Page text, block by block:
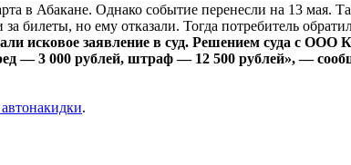
в Абакане. Однако событие перенесли на 13 мая.
билеты, но ему отказали. Тогда потребитель
исковое заявление в суд. Решением суда с ООО
— 3 000 рублей, штраф — 12 500 рублей», —
.